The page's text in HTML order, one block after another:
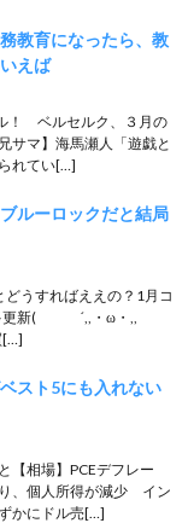
教育になったら、教
えば
！ ベルセルク、３月の
サマ】海馬瀬人「遊戯と
れてい[…]
ルーロックだと結局
うすればええの？1月コ
多更新( ´,,・ω・,,
スト5にも入れない
【相場】PCEデフレー
、個人所得が減少 イン
かにドル売[…]